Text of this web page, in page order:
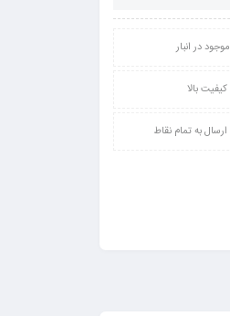
موجود در انبار
کیفیت بالا
ارسال به تمام نقاط